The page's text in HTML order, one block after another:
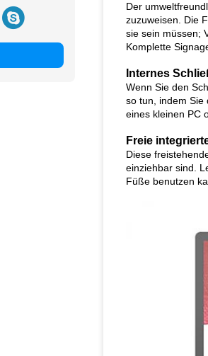
Der
zuzuweisen. Die
sie sein müssen;
Komplette
Internes
Wenn Sie den
so tun, indem Sie
eines kleinen PC
Freie
Diese
einziehbar sind.
Füße benutzen